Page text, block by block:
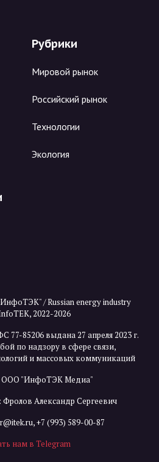
Рубрики
Мировой рынок
Российский рынок
Технологии
Экология
/ Russian energy industry
2022-2026
85206 выдана 27 апреля 2023 г.
по надзору в сфере связи,
и массовых коммуникаций
ООО "ИнфоТЭК Медиа"
Александр Сергеевич
,+7 (993) 589-00-87
нам в Telegram